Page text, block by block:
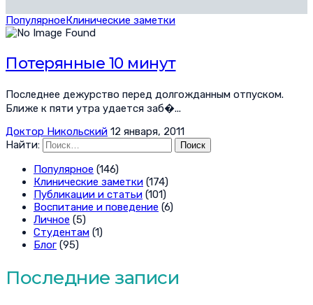
ПопулярноеКлинические заметки
Потерянные 10 минут
Последнее дежурство перед долгожданным отпуском.
Ближе к пяти утра удается заб�...
Доктор Никольский 12 января, 2011
Найти:
Популярное (146)
Клинические заметки (174)
Публикации и статьи (101)
Воспитание и поведение (6)
Личное (5)
Студентам (1)
Блог (95)
Последние записи